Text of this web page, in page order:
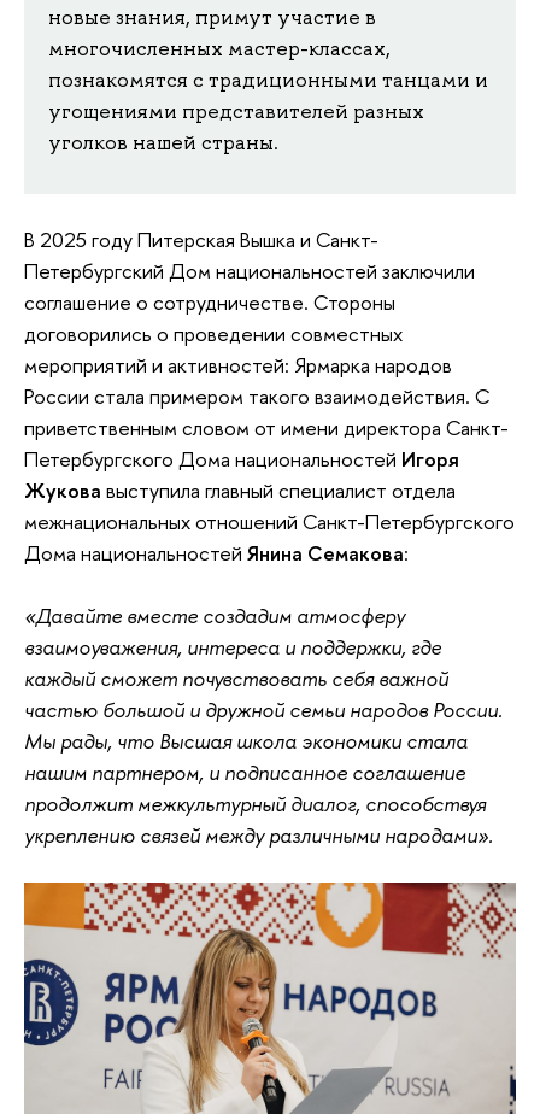
новые знания, примут участие в
многочисленных мастер-классах,
познакомятся с традиционными танцами и
угощениями представителей разных
уголков нашей страны.
В 2025 году Питерская Вышка и Санкт-
Петербургский Дом национальностей заключили
соглашение о сотрудничестве. Стороны
договорились о проведении совместных
мероприятий и активностей: Ярмарка народов
России стала примером такого взаимодействия. С
приветственным словом от имени директора Санкт-
Петербургского Дома национальностей Игоря
Жукова выступила главный специалист отдела
межнациональных отношений Санкт-Петербургского
Дома национальностей Янина Семакова:
«Давайте вместе создадим атмосферу
взаимоуважения, интереса и поддержки, где
каждый сможет почувствовать себя важной
частью большой и дружной семьи народов России.
Мы рады, что Высшая школа экономики стала
нашим партнером, и подписанное соглашение
продолжит межкультурный диалог, способствуя
укреплению связей между различными народами».